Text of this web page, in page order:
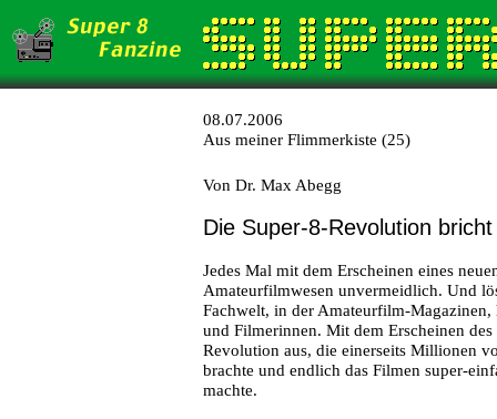
08.07.2006
Aus meiner Flimmerkiste (25)
Von Dr. Max Abegg
Die Super-8-Revolution
Jedes Mal mit dem Erscheinen eines
Amateurfilmwesen unvermeidlich. Und
Fachwelt, in der Amateurfilm-
und Filmerinnen. Mit dem Erscheinen
Revolution aus, die einerseits Millionen
brachte und endlich das Filmen super-
machte.